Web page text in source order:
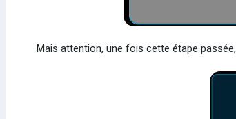
Mais attention, une fois cette étape passée,